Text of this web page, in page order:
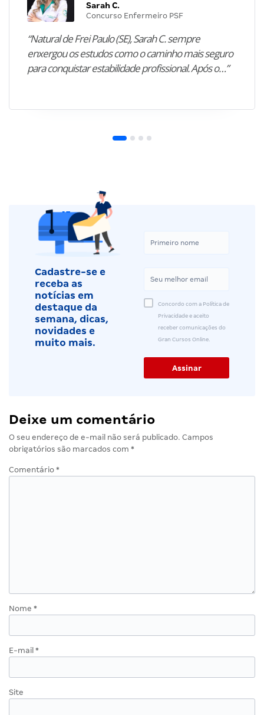
Sarah C.
Concurso Enfermeiro PSF
“Natural de Frei Paulo (SE), Sarah C. sempre
enxergou os estudos como o caminho mais seguro
para conquistar estabilidade profissional. Após o…”
Cadastre-se e
receba as
notícias em
destaque da
semana, dicas,
novidades e
muito mais.
Concordo com a Política de
Privacidade e aceito
receber comunicações do
Gran Cursos Online.
Deixe um comentário
O seu endereço de e-mail não será publicado. Campos
obrigatórios são marcados com *
Comentário *
Nome *
E-mail *
Site